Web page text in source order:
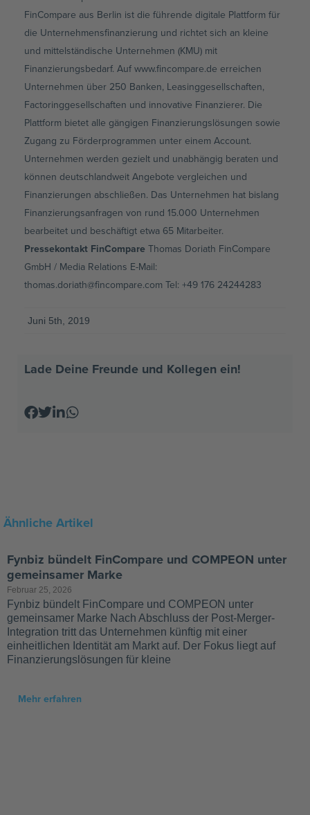
FinCompare aus Berlin ist die führende digitale Plattform für
die Unternehmensfinanzierung und richtet sich an kleine
und mittelständische Unternehmen (KMU) mit
Finanzierungsbedarf. Auf www.fincompare.de erreichen
Unternehmen über 250 Banken, Leasinggesellschaften,
Factoringgesellschaften und innovative Finanzierer. Die
Plattform bietet alle gängigen Finanzierungslösungen sowie
Zugang zu Förderprogrammen unter einem Account.
Unternehmen werden gezielt und unabhängig beraten und
können deutschlandweit Angebote vergleichen und
Finanzierungen abschließen. Das Unternehmen hat bislang
Finanzierungsanfragen von rund 15.000 Unternehmen
bearbeitet und beschäftigt etwa 65 Mitarbeiter.
Pressekontakt FinCompare Thomas Doriath FinCompare
GmbH / Media Relations E-Mail:
thomas.doriath@fincompare.com Tel: +49 176 24244283
Juni 5th, 2019
Lade Deine Freunde und Kollegen ein!
Ähnliche Artikel
Fynbiz bündelt FinCompare und COMPEON unter
gemeinsamer Marke
Februar 25, 2026
Fynbiz bündelt FinCompare und COMPEON unter
gemeinsamer Marke Nach Abschluss der Post-Merger-
Integration tritt das Unternehmen künftig mit einer
einheitlichen Identität am Markt auf. Der Fokus liegt auf
Finanzierungslösungen für kleine
Mehr erfahren